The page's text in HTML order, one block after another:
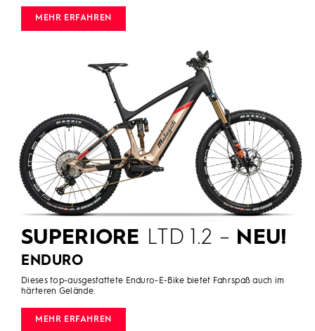
MEHR ERFAHREN
SUPERIORE LTD 1.2 – NEU!
ENDURO
Dieses top-ausgestattete Enduro-E-Bike bietet Fahrspaß auch im
härteren Gelände.
MEHR ERFAHREN